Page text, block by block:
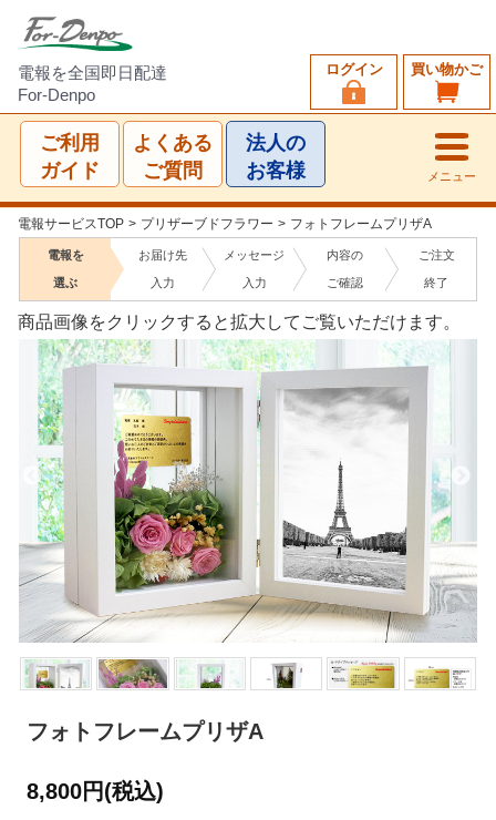
電報を全国即日配達
For-Denpo
買い物かご
ログイン
ご利用
ガイド
よくある
ご質問
法人の
お客様
メニュー
電報サービスTOP > プリザーブドフラワー > フォトフレームプリザA
電報を
選ぶ
お届け先
入力
メッセージ
入力
内容の
ご確認
ご注文
終了
商品画像をクリックすると拡大してご覧いただけます。
フォトフレームプリザA
8,800円(税込)